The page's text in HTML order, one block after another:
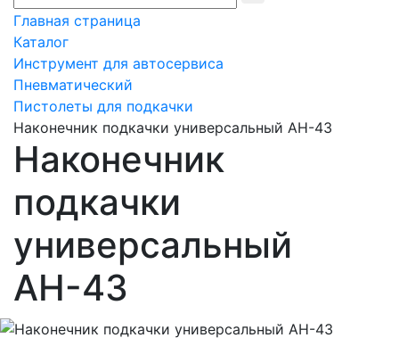
Главная страница
Каталог
Инструмент для автосервиса
Пневматический
Пистолеты для подкачки
Наконечник подкачки универсальный АН-43
Наконечник
подкачки
универсальный
АН-43